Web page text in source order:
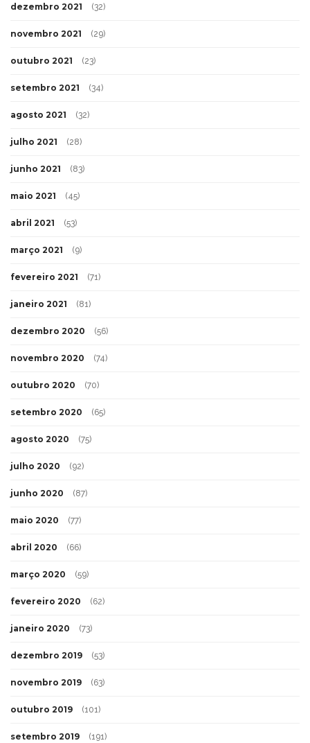
dezembro 2021 (32)
novembro 2021 (29)
outubro 2021 (23)
setembro 2021 (34)
agosto 2021 (32)
julho 2021 (28)
junho 2021 (83)
maio 2021 (45)
abril 2021 (53)
março 2021 (9)
fevereiro 2021 (71)
janeiro 2021 (81)
dezembro 2020 (56)
novembro 2020 (74)
outubro 2020 (70)
setembro 2020 (65)
agosto 2020 (75)
julho 2020 (92)
junho 2020 (87)
maio 2020 (77)
abril 2020 (66)
março 2020 (59)
fevereiro 2020 (62)
janeiro 2020 (73)
dezembro 2019 (53)
novembro 2019 (63)
outubro 2019 (101)
setembro 2019 (191)